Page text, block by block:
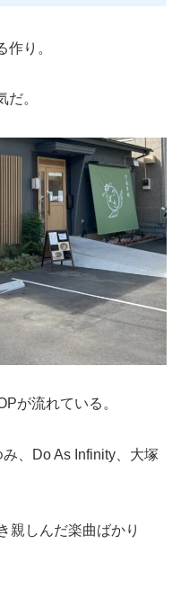
り。
。
が流れている。
、Do As Infinity、大塚
親しんだ楽曲ばかり